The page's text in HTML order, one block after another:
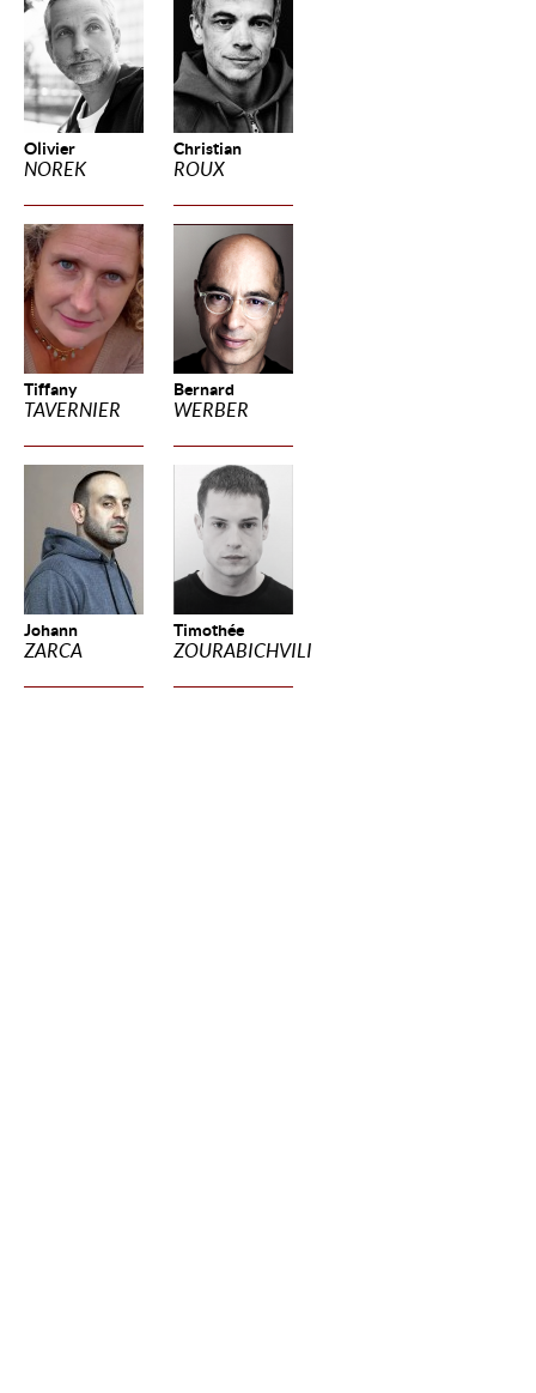
Olivier
NOREK
Christian
ROUX
Tiffany
TAVERNIER
Bernard
WERBER
Johann
ZARCA
Timothée
ZOURABICHVILI